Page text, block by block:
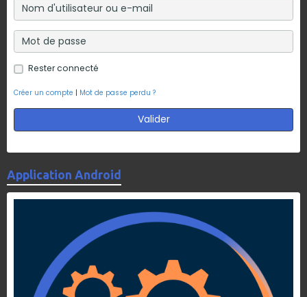
Rester connecté
Créer un compte | Mot de passe perdu ?
Valider
Application Android